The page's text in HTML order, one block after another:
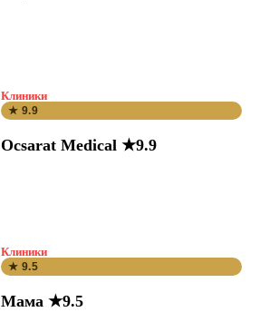
Клиники
★ 9.9
Ocsarat Medical ★9.9
Клиники
★ 9.5
Мама ★9.5